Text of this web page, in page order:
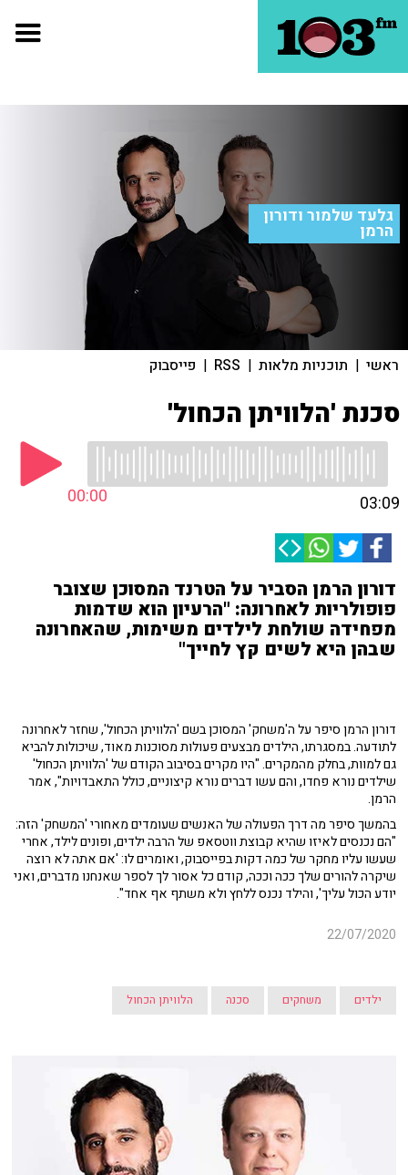
גלעד שלמור ודורון
הרמן
ראשי | תוכניות מלאות |
RSS
| פייסבוק
סכנת 'הלוויתן הכחול'
00:00 03:09
דורון הרמן הסביר על הטרנד המסוכן שצובר
פופולריות לאחרונה: "הרעיון הוא שדמות
מפחידה שולחת לילדים משימות, שהאחרונה
שבהן היא לשים קץ לחייך"
דורון הרמן סיפר על ה'משחק' המסוכן בשם 'הלוויתן הכחול', שחזר לאחרונה
לתודעה. במסגרתו, הילדים מבצעים פעולות מסוכנות מאוד, שיכולות להביא
גם למוות, בחלק מהמקרים. "היו מקרים בסיבוב הקודם של 'הלוויתן הכחול'
שילדים נורא פחדו, והם עשו דברים נורא קיצוניים, כולל התאבדויות", אמר
הרמן.
בהמשך סיפר מה דרך הפעולה של האנשים שעומדים מאחורי 'המשחק' הזה:
"הם נכנסים לאיזו שהיא קבוצת ווטסאפ של הרבה ילדים, ופונים לילד, אחרי
שעשו עליו מחקר של כמה דקות בפייסבוק, ואומרים לו: 'אם אתה לא רוצה
שיקרה להורים שלך ככה וככה, קודם כל אסור לך לספר שאנחנו מדברים, ואני
יודע הכול עליך', והילד נכנס ללחץ ולא משתף אף אחד".
22/07/2020
ילדים משחקים סכנה הלוויתן הכחול